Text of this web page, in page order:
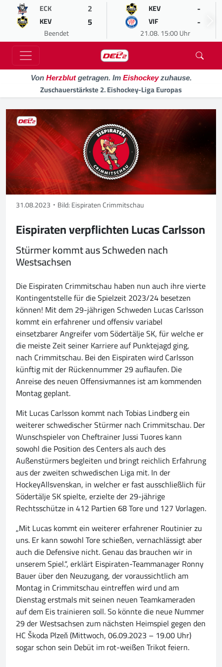
ECK 2
KEV 5
Beendet
KEV -
VIF -
21.08. 15:00 Uhr
Von Herzblutgetragen. Im Eishockeyzuhause.
Zuschauerstärkste 2. Eishockey-Liga Europas
31.08.2023 Bild: Eispiraten Crimmitschau
Eispiraten verpflichten Lucas Carlsson
Stürmer kommt aus Schweden nach
Westsachsen
Die Eispiraten Crimmitschau haben nun auch ihre vierte
Kontingentstelle für die Spielzeit 2023/24 besetzen
können! Mit dem 29-jährigen Schweden Lucas Carlsson
kommt ein erfahrener und offensiv variabel
einsetzbarer Angreifer vom Södertälje SK, für welche er
die meiste Zeit seiner Karriere auf Punktejagd ging,
nach Crimmitschau. Bei den Eispiraten wird Carlsson
künftig mit der Rückennummer 29 auflaufen. Die
Anreise des neuen Offensivmannes ist am kommenden
Montag geplant.
Mit Lucas Carlsson kommt nach Tobias Lindberg ein
weiterer schwedischer Stürmer nach Crimmitschau. Der
Wunschspieler von Cheftrainer Jussi Tuores kann
sowohl die Position des Centers als auch des
Außenstürmers begleiten und bringt reichlich Erfahrung
aus der zweiten schwedischen Liga mit. In der
HockeyAllsvenskan, in welcher er fast ausschließlich für
Södertälje SK spielte, erzielte der 29-jährige
Rechtsschütze in 412 Partien 68 Tore und 127 Vorlagen.
„Mit Lucas kommt ein weiterer erfahrener Routinier zu
uns. Er kann sowohl Tore schießen, vernachlässigt aber
auch die Defensive nicht. Genau das brauchen wir in
unserem Spiel.“, erklärt Eispiraten-Teammanager Ronny
Bauer über den Neuzugang, der voraussichtlich am
Montag in Crimmitschau eintreffen wird und am
Dienstag erstmals mit seinen neuen Teamkameraden
auf dem Eis trainieren soll. So könnte die neue Nummer
29 der Westsachsen zum nächsten Heimspiel gegen den
HC Škoda Plzeň (Mittwoch, 06.09.2023 – 19.00 Uhr)
sogar schon sein Debüt im rot-weißen Trikot feiern.